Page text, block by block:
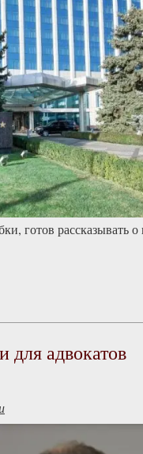
готов рассказывать о
адвокатов